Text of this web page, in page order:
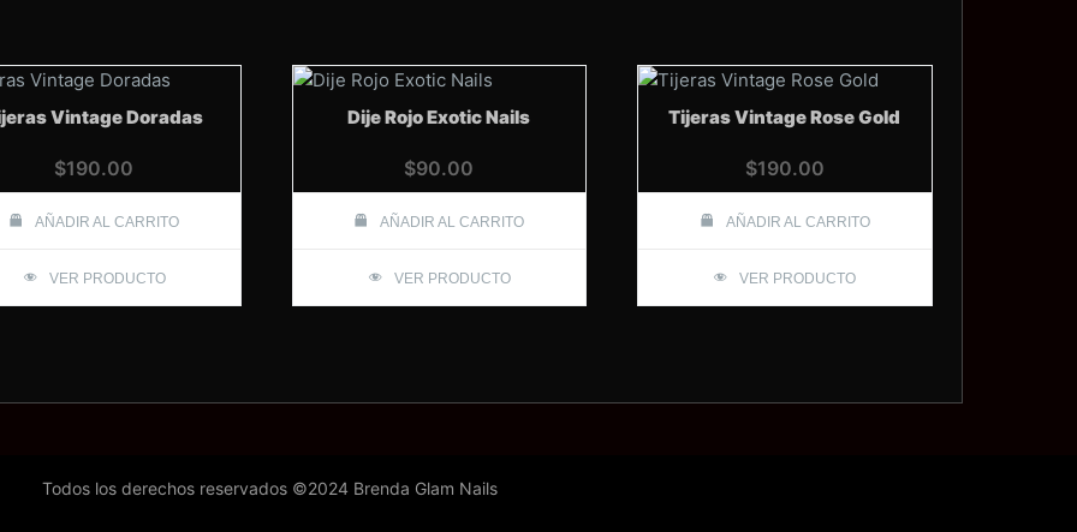
Vintage Doradas
$190.00
AÑADIR AL CARRITO
VER PRODUCTO
Dije Rojo Exotic Nails
$90.00
AÑADIR AL CARRITO
VER PRODUCTO
Tijeras Vintage Rose Gold
$190.00
AÑADIR AL CARRITO
VER PRODUCTO
Todos los derechos reservados ©2024 Brenda Glam Nails